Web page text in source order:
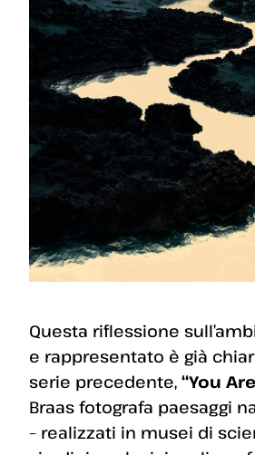
Questa riflessione
e rappresentato è già
serie precedente, “You
Braas fotografa paesaggi
– realizzati in musei di